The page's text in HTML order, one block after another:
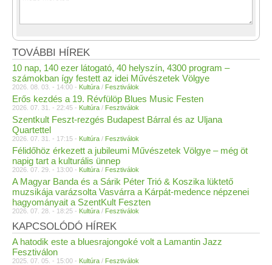
TOVÁBBI HÍREK
10 nap, 140 ezer látogató, 40 helyszín, 4300 program –
számokban így festett az idei Művészetek Völgye
2026. 08. 03. - 14:00 - Kultúra / Fesztiválok
Erős kezdés a 19. Révfülöp Blues Music Festen
2026. 07. 31. - 22:45 - Kultúra / Fesztiválok
Szentkult Feszt-rezgés Budapest Bárral és az Uljana
Quartettel
2026. 07. 31. - 17:15 - Kultúra / Fesztiválok
Félidőhöz érkezett a jubileumi Művészetek Völgye – még öt
napig tart a kulturális ünnep
2026. 07. 29. - 13:00 - Kultúra / Fesztiválok
A Magyar Banda és a Sárik Péter Trió & Koszika lüktető
muzsikája varázsolta Vasvárra a Kárpát-medence népzenei
hagyományait a SzentKult Feszten
2026. 07. 28. - 18:25 - Kultúra / Fesztiválok
KAPCSOLÓDÓ HÍREK
A hatodik este a bluesrajongoké volt a Lamantin Jazz
Fesztiválon
2025. 07. 05. - 15:00 - Kultúra / Fesztiválok